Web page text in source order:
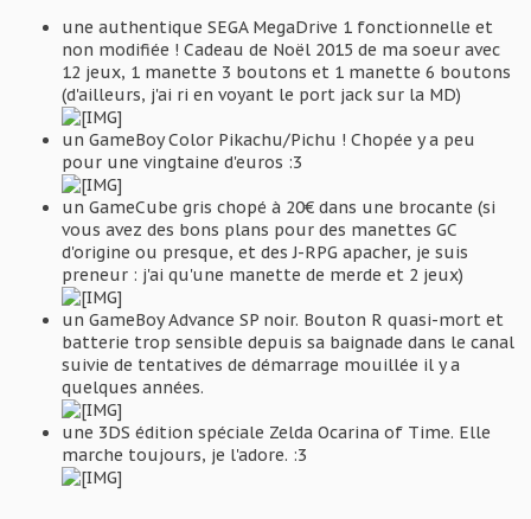
une authentique SEGA MegaDrive 1 fonctionnelle et
non modifiée ! Cadeau de Noël 2015 de ma soeur avec
12 jeux, 1 manette 3 boutons et 1 manette 6 boutons
(d'ailleurs, j'ai ri en voyant le port jack sur la MD)
un GameBoy Color Pikachu/Pichu ! Chopée y a peu
pour une vingtaine d'euros :3
un GameCube gris chopé à 20€ dans une brocante (si
vous avez des bons plans pour des manettes GC
d'origine ou presque, et des J-RPG apacher, je suis
preneur : j'ai qu'une manette de merde et 2 jeux)
un GameBoy Advance SP noir. Bouton R quasi-mort et
batterie trop sensible depuis sa baignade dans le canal
suivie de tentatives de démarrage mouillée il y a
quelques années.
une 3DS édition spéciale Zelda Ocarina of Time. Elle
marche toujours, je l'adore. :3